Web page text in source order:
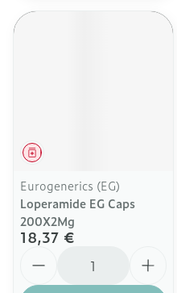
Médicament
Eurogenerics (EG)
Loperamide EG Caps
200X2Mg
18,37 €